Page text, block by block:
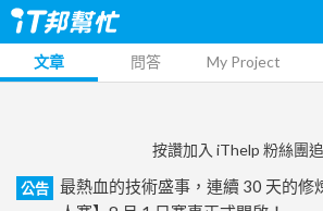
文章 問答 My Project
按讚加入 iThelp 粉絲團
公告
最熱血的技術盛事，連續 30 天的修